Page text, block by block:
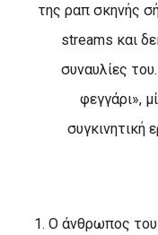
της ραπ σκηνής
streams και
συναυλίες
φεγγάρι»,
συγκινητική
Ο άνθρωπος